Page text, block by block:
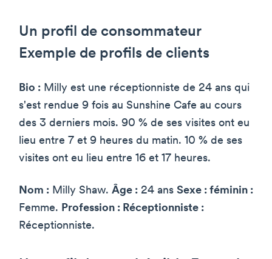
Un profil de consommateur
Exemple de profils de clients
Bio : Milly est une réceptionniste de 24 ans qui
s'est rendue 9 fois au Sunshine Cafe au cours
des 3 derniers mois. 90 % de ses visites ont eu
lieu entre 7 et 9 heures du matin. 10 % de ses
visites ont eu lieu entre 16 et 17 heures.
Nom : Milly Shaw. Âge : 24 ans Sexe : féminin :
Femme. Profession : Réceptionniste :
Réceptionniste.